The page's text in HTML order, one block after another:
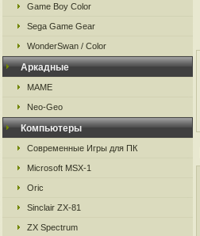
Game Boy Color
Sega Game Gear
WonderSwan / Color
Аркадные
MAME
Neo-Geo
Компьютеры
Современные Игры для ПК
Microsoft MSX-1
Oric
Sinclair ZX-81
ZX Spectrum